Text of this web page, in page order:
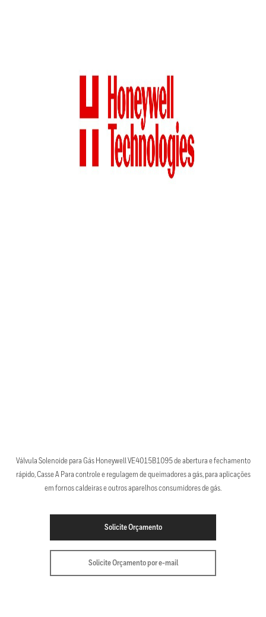
Válvula Solenoide para Gás Honeywell VE4015B1095 de abertura e fechamento
rápido, Casse A Para controle e regulagem de queimadores a gás, para aplicações
em fornos caldeiras e outros aparelhos consumidores de gás.
Solicite Orçamento
Solicite Orçamento por e-mail